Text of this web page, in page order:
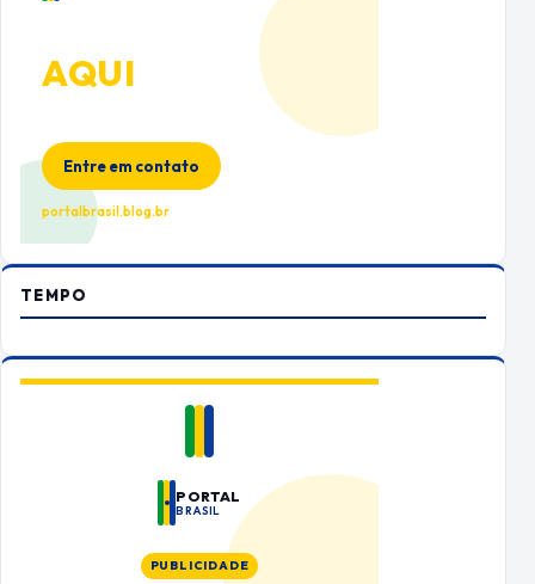
AQUI
Entre em contato
portalbrasil.blog.br
TEMPO
PORTAL
BRASIL
PUBLICIDADE